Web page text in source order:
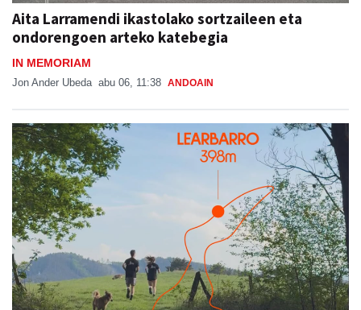
Aita Larramendi ikastolako sortzaileen eta
ondorengoen arteko katebegia
IN MEMORIAM
Jon Ander Ubeda abu 06, 11:38 ANDOAIN